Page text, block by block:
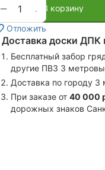
+
−
В корзину
Отложить
Доставка доски ДПК
Бесплатный забор
другие ПВЗ 3
Доставка по городу 3
При заказе от 40 000
дорожных знаков